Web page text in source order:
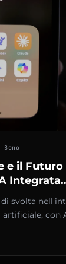
e il Futuro
Integrata
iPhone
svolta
con